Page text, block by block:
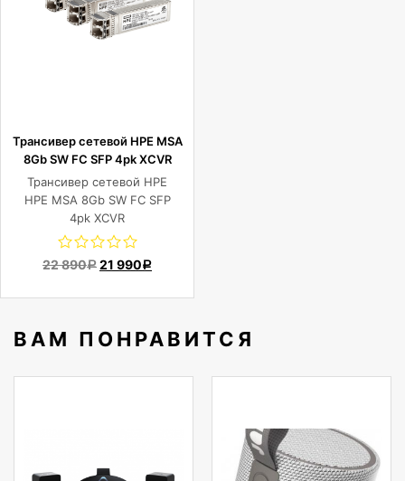
Трансивер сетевой HPE MSA
8Gb SW FC SFP 4pk XCVR
Трансивер сетевой HPE
HPE MSA 8Gb SW FC SFP
4pk XCVR
22 890Р 21 990 Р
ВАМ ПОНРАВИТСЯ